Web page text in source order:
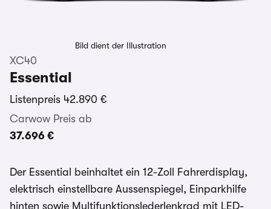
Bild dient der Illustration
XC40
Essential
Listenpreis 42.890 €
Carwow Preis ab
37.696 €
Der Essential beinhaltet ein 12-Zoll Fahrerdisplay,
elektrisch einstellbare Aussenspiegel, Einparkhilfe
hinten sowie Multifunktionslederlenkrad mit LED-